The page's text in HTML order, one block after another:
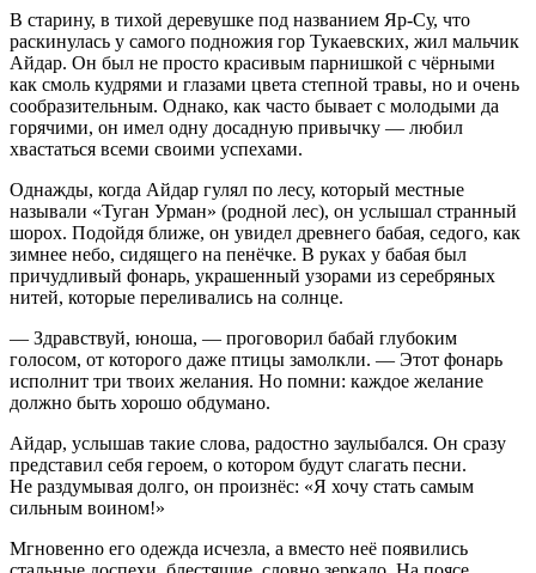
В старину, в тихой деревушке под названием Яр-Су, что
раскинулась у самого подножия гор Тукаевских, жил мальчик
Айдар. Он был не просто красивым парнишкой с чёрными
как смоль кудрями и глазами цвета степной травы, но и очень
сообразительным. Однако, как часто бывает с молодыми да
горячими, он имел одну досадную привычку — любил
хвастаться всеми своими успехами.
Однажды, когда Айдар гулял по лесу, который местные
называли «Туган Урман» (родной лес), он услышал странный
шорох. Подойдя ближе, он увидел древнего бабая, седого, как
зимнее небо, сидящего на пенёчке. В руках у бабая был
причудливый фонарь, украшенный узорами из серебряных
нитей, которые переливались на солнце.
— Здравствуй, юноша, — проговорил бабай глубоким
голосом, от которого даже птицы замолкли. — Этот фонарь
исполнит три твоих желания. Но помни: каждое желание
должно быть хорошо обдумано.
Айдар, услышав такие слова, радостно заулыбался. Он сразу
представил себя героем, о котором будут слагать песни.
Не раздумывая долго, он произнёс: «Я хочу стать самым
сильным воином!»
Мгновенно его одежда исчезла, а вместо неё появились